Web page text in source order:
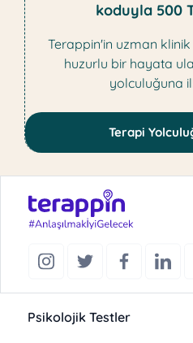
koduyla 500
Terappin'in uzman
huzurlu bir hayata
yolculuğuna
Terapi
Psikolojik Testler